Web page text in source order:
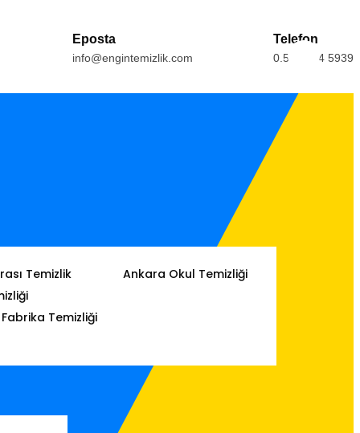
Eposta
info@engintemizlik.com
Telefon
0.554.164 5939
Temizlik
Ankara Okul Temizliği
Temizliği